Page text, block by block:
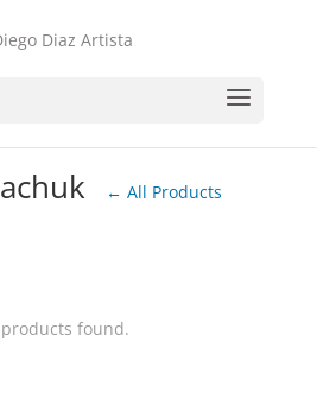
← All Products
found.